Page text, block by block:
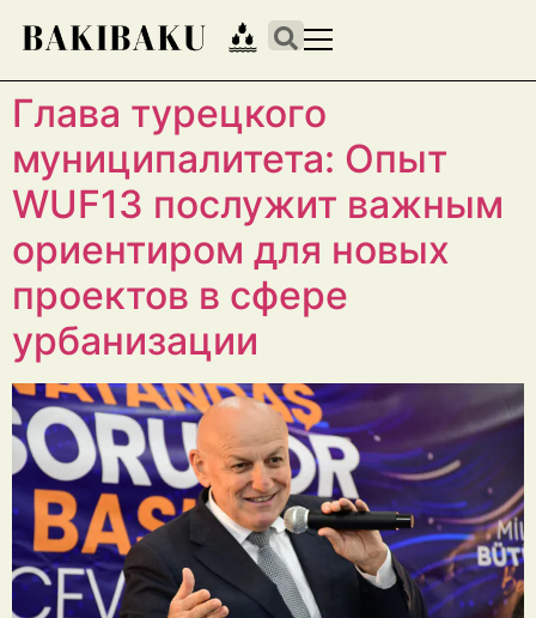
Глава турецкого
муниципалитета: Опыт
WUF13 послужит важным
ориентиром для новых
проектов в сфере
урбанизации